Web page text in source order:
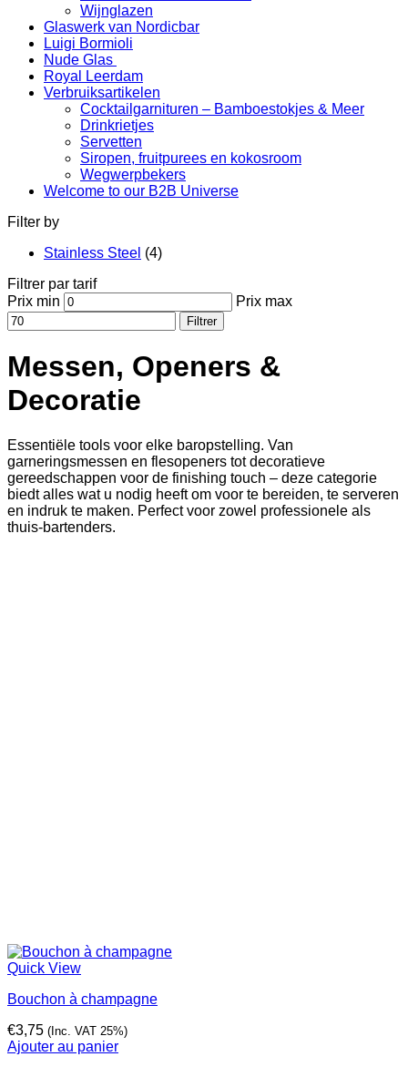
Wijnglazen
Glaswerk van Nordicbar
Luigi Bormioli
Nude Glas
Royal Leerdam
Verbruiksartikelen
Cocktailgarnituren – Bamboestokjes & Meer
Drinkrietjes
Servetten
Siropen, fruitpurees en kokosroom
Wegwerpbekers
Welcome to our B2B Universe
Filter by
Stainless Steel (4)
Filtrer par tarif
Prix min
Prix max
Filtrer
Messen, Openers &
Decoratie
Essentiële tools voor elke baropstelling. Van
garneringsmessen en flesopeners tot decoratieve
gereedschappen voor de finishing touch – deze categorie
biedt alles wat u nodig heeft om voor te bereiden, te serveren
en indruk te maken. Perfect voor zowel professionele als
thuis-bartenders.
Quick View
Bouchon à champagne
€3,75 (Inc. VAT 25%)
Ajouter au panier